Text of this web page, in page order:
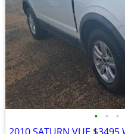
• • •